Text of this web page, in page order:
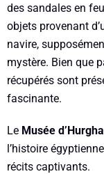
des sandales en
objets provenant
navire,
mystère. Bien que
récupérés sont
fascinante.
Le Musée
l’histoire
récits captivants.